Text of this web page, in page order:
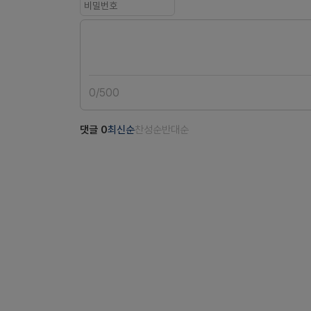
0/500
댓글 0최신순찬성순반대순